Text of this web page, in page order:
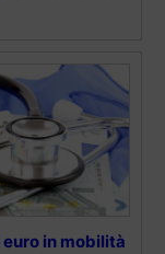
in mobilità